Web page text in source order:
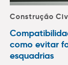
Construção
como evitar
esquadrias